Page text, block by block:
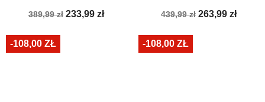
Cena
389,99 zł Cena
233,99 zł
Cena
439,99 zł Cena
263,99 zł
-108,00 ZŁ -108,00 ZŁ